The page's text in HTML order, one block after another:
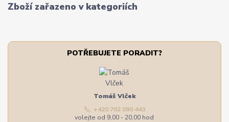
Zboží zařazeno v kategoriích
POTŘEBUJETE PORADIT?
Tomáš Vlček
+420 702 090 443
volejte od 9,00 - 20,00 hod